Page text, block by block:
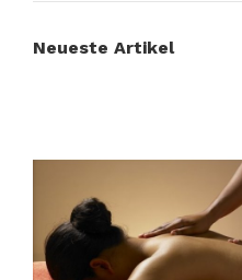
Neueste Artikel